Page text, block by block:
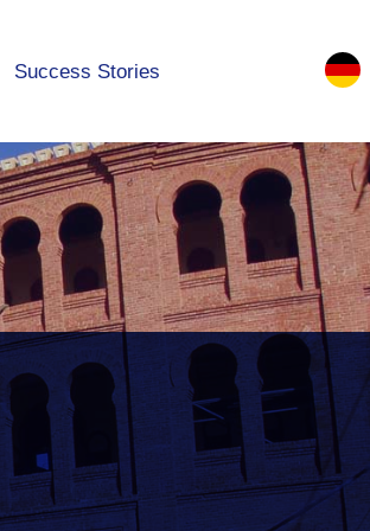
Success Stories